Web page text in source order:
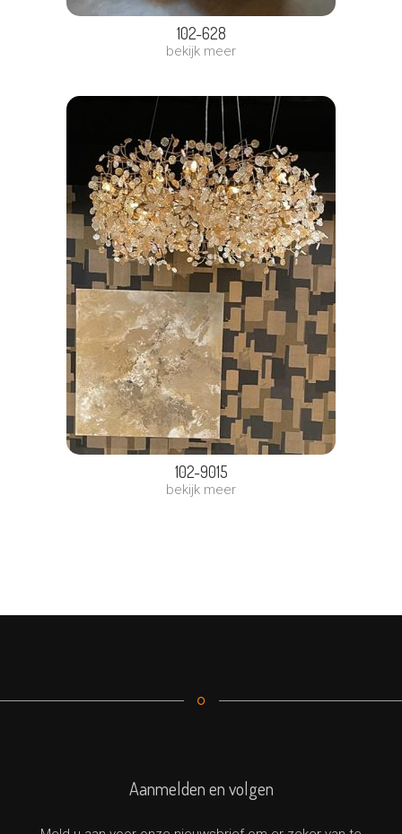
102-628
bekijk meer
102-9015
bekijk meer
Aanmelden en volgen